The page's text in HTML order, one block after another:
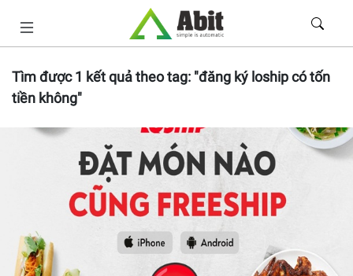
Tìm được1 kết quả theo tag: "đăng ký loship có tốn
tiền không"